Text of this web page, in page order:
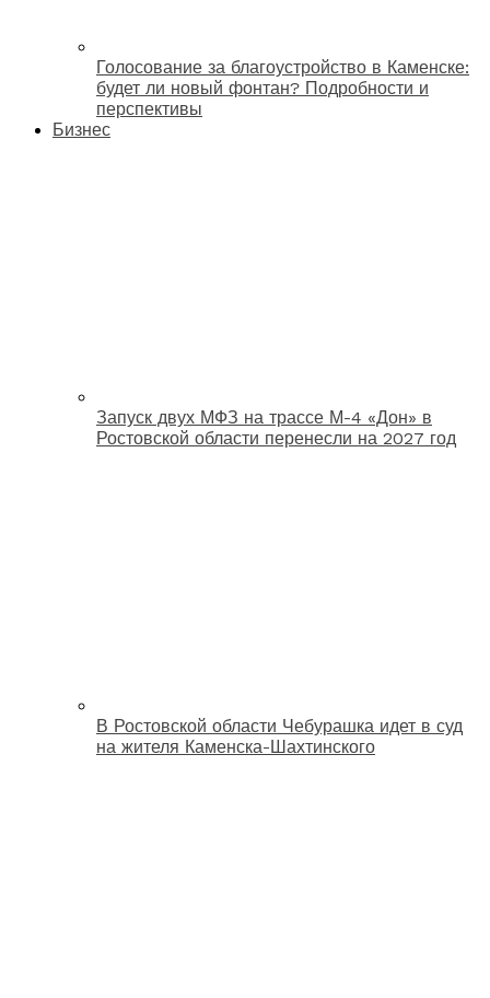
Голосование за благоустройство в Каменске:
будет ли новый фонтан? Подробности и
перспективы
Бизнес
Запуск двух МФЗ на трассе М-4 «Дон» в
Ростовской области перенесли на 2027 год
В Ростовской области Чебурашка идет в суд
на жителя Каменска-Шахтинского